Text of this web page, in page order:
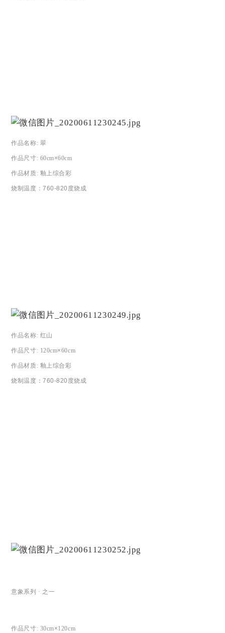
作品名称: 翠
作品尺寸: 60cm×60cm
作品材质: 釉上综合彩
烧制温度：760-820度烧成
作品名称: 红山
作品尺寸: 120cm×60cm
作品材质: 釉上综合彩
烧制温度：760-820度烧成
意象系列 · 之一
作品尺寸: 30cm×120cm